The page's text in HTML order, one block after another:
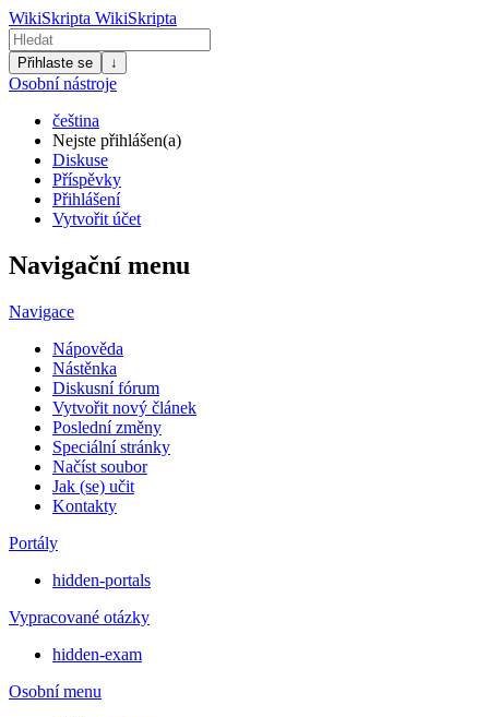
WikiSkripta WikiSkripta
Přihlaste se ↓
Osobní nástroje
čeština
Nejste přihlášen(a)
Diskuse
Příspěvky
Přihlášení
Vytvořit účet
Navigační menu
Navigace
Nápověda
Nástěnka
Diskusní fórum
Vytvořit nový článek
Poslední změny
Speciální stránky
Načíst soubor
Jak (se) učit
Kontakty
Portály
hidden-portals
Vypracované otázky
hidden-exam
Osobní menu